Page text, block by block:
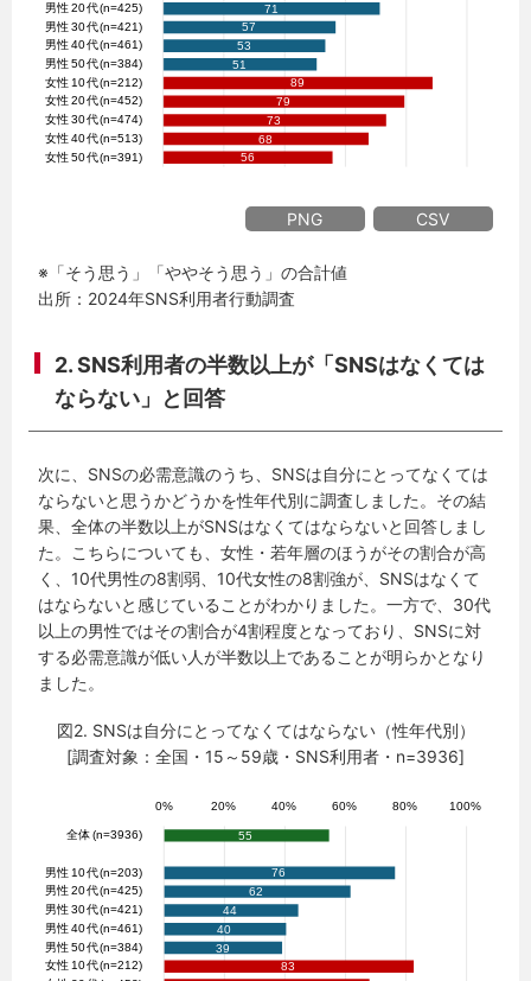
PNG CSV
※「そう思う」「ややそう思う」の合計値
出所：2024年SNS利用者行動調査
2. SNS利用者の半数以上が「SNSはなくては
ならない」と回答
次に、SNSの必需意識のうち、SNSは自分にとってなくては
ならないと思うかどうかを性年代別に調査しました。その結
果、全体の半数以上がSNSはなくてはならないと回答しまし
た。こちらについても、女性・若年層のほうがその割合が高
く、10代男性の8割弱、10代女性の8割強が、SNSはなくて
はならないと感じていることがわかりました。一方で、30代
以上の男性ではその割合が4割程度となっており、SNSに対
する必需意識が低い人が半数以上であることが明らかとなり
ました。
図2. SNSは自分にとってなくてはならない（性年代別）
[調査対象：全国・15～59歳・SNS利用者・n=3936]